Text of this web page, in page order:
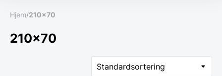
Hjem/210x70
210x70